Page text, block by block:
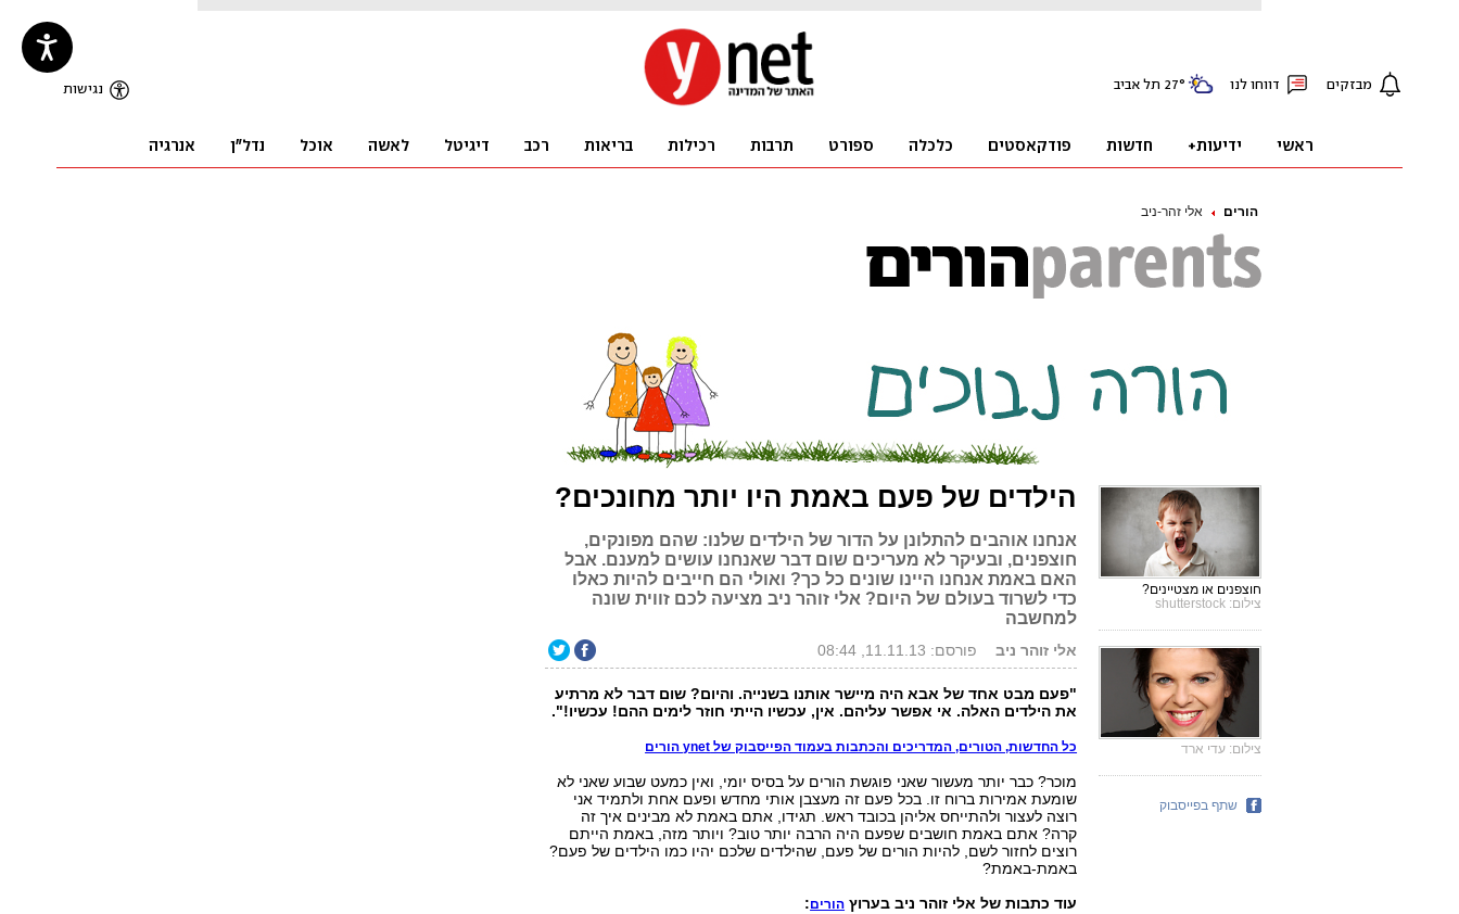
הורים אלי זהר-ניב
הילדים של פעם באמת היו יותר מחונכים?
אנחנו אוהבים להתלונן על הדור של הילדים שלנו: שהם מפונקים,
חוצפנים, ובעיקר לא מעריכים שום דבר שאנחנו עושים למענם. אבל
האם באמת אנחנו היינו שונים כל כך? ואולי הם חייבים להיות כאלו
כדי לשרוד בעולם של היום? אלי זוהר ניב מציעה לכם זווית שונה
למחשבה
אלי זוהר ניב פורסם: 11.11.13, 08:44
"פעם מבט אחד של אבא היה מיישר אותנו בשנייה. והיום? שום דבר לא מרתיע
את הילדים האלה. אי אפשר עליהם. אין, עכשיו הייתי חוזר לימים ההם! עכשיו!".
כל החדשות, הטורים, המדריכים והכתבות בעמוד הפייסבוק של ynet הורים
מוכר? כבר יותר מעשור שאני פוגשת הורים על בסיס יומי, ואין כמעט שבוע שאני לא
שומעת אמירות ברוח זו. בכל פעם זה מעצבן אותי מחדש ופעם אחת ולתמיד אני
רוצה לעצור ולהתייחס אליהן בכובד ראש. תגידו, אתם באמת לא מבינים איך זה
קרה? אתם באמת חושבים שפעם היה הרבה יותר טוב? ויותר מזה, באמת הייתם
רוצים לחזור לשם, להיות הורים של פעם, שהילדים שלכם יהיו כמו הילדים של פעם?
באמת-באמת?
עוד כתבות של אלי זוהר ניב בערוץ הורים:
חוצפנים או מצטיינים?
צילום: shutterstock
צילום: עדי ארד
שתף בפייסבוק